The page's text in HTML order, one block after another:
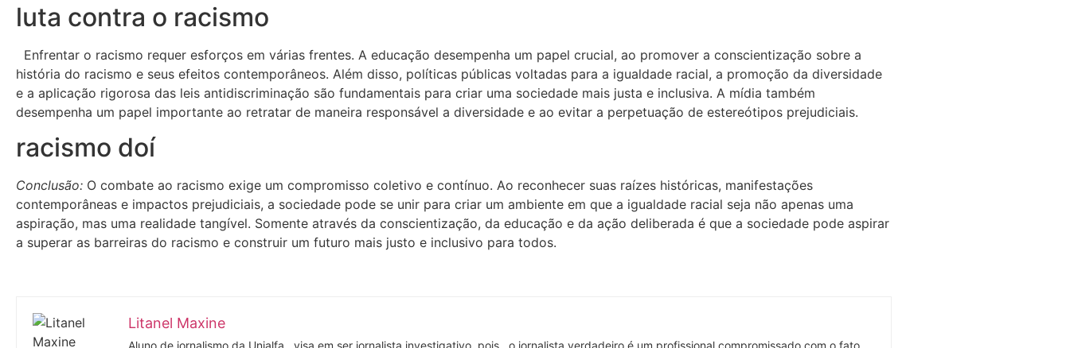
luta contra o racismo
Enfrentar o racismo requer esforços em várias frentes. A educação desempenha um papel crucial, ao promover a conscientização sobre a
história do racismo e seus efeitos contemporâneos. Além disso, políticas públicas voltadas para a igualdade racial, a promoção da diversidade
e a aplicação rigorosa das leis antidiscriminação são fundamentais para criar uma sociedade mais justa e inclusiva. A mídia também
desempenha um papel importante ao retratar de maneira responsável a diversidade e ao evitar a perpetuação de estereótipos prejudiciais.
racismo doí
Conclusão: O combate ao racismo exige um compromisso coletivo e contínuo. Ao reconhecer suas raízes históricas, manifestações
contemporâneas e impactos prejudiciais, a sociedade pode se unir para criar um ambiente em que a igualdade racial seja não apenas uma
aspiração, mas uma realidade tangível. Somente através da conscientização, da educação e da ação deliberada é que a sociedade pode aspirar
a superar as barreiras do racismo e construir um futuro mais justo e inclusivo para todos.
Litanel Maxine
Aluno de jornalismo da Unialfa , visa em ser jornalista investigativo, pois , o jornalista verdadeiro é um profissional compromissado com o fato